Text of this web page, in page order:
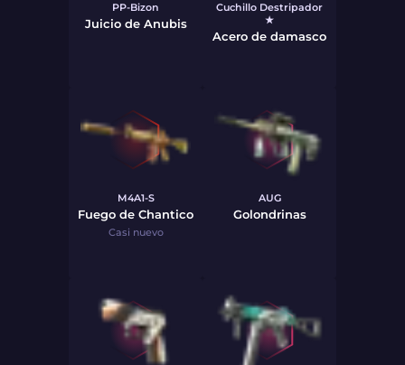
PP-Bizon
Juicio de Anubis
Cuchillo Destripador
★
Acero de damasco
M4A1-S
Fuego de Chantico
Casi nuevo
AUG
Golondrinas